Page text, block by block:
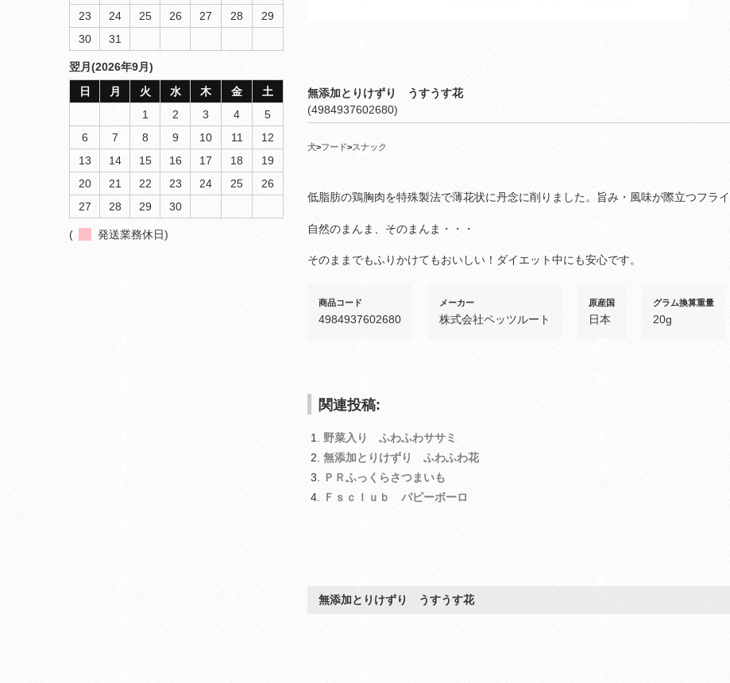
無添加とりけずり うすうす花
(4984937602680)
犬>フード>スナック
低脂肪の鶏胸肉を特殊製法で薄花状に丹念に削りました。旨み・風味が際立つフライ
自然のまんま、そのまんま・・・
そのままでもふりかけてもおいしい！ダイエット中にも安心です。
商品コード
4984937602680
メーカー
株式会社ペッツルート
原産国
日本
グラム換算重量
20g
関連投稿:
野菜入り ふわふわササミ
無添加とりけずり ふわふわ花
ＰＲふっくらさつまいも
Ｆｓｃｌｕｂ パピーボーロ
無添加とりけずり うすうす花
23
24 25 26 27 28
29
30
31
翌月(2026年9月)
日
月 火 水 木 金
土
1
2 3 4
5
6
7 8 9 10 11
12
13
14 15 16 17 18
19
20
21 22 23 24 25
26
27
28 29 30
( 発送業務休日)